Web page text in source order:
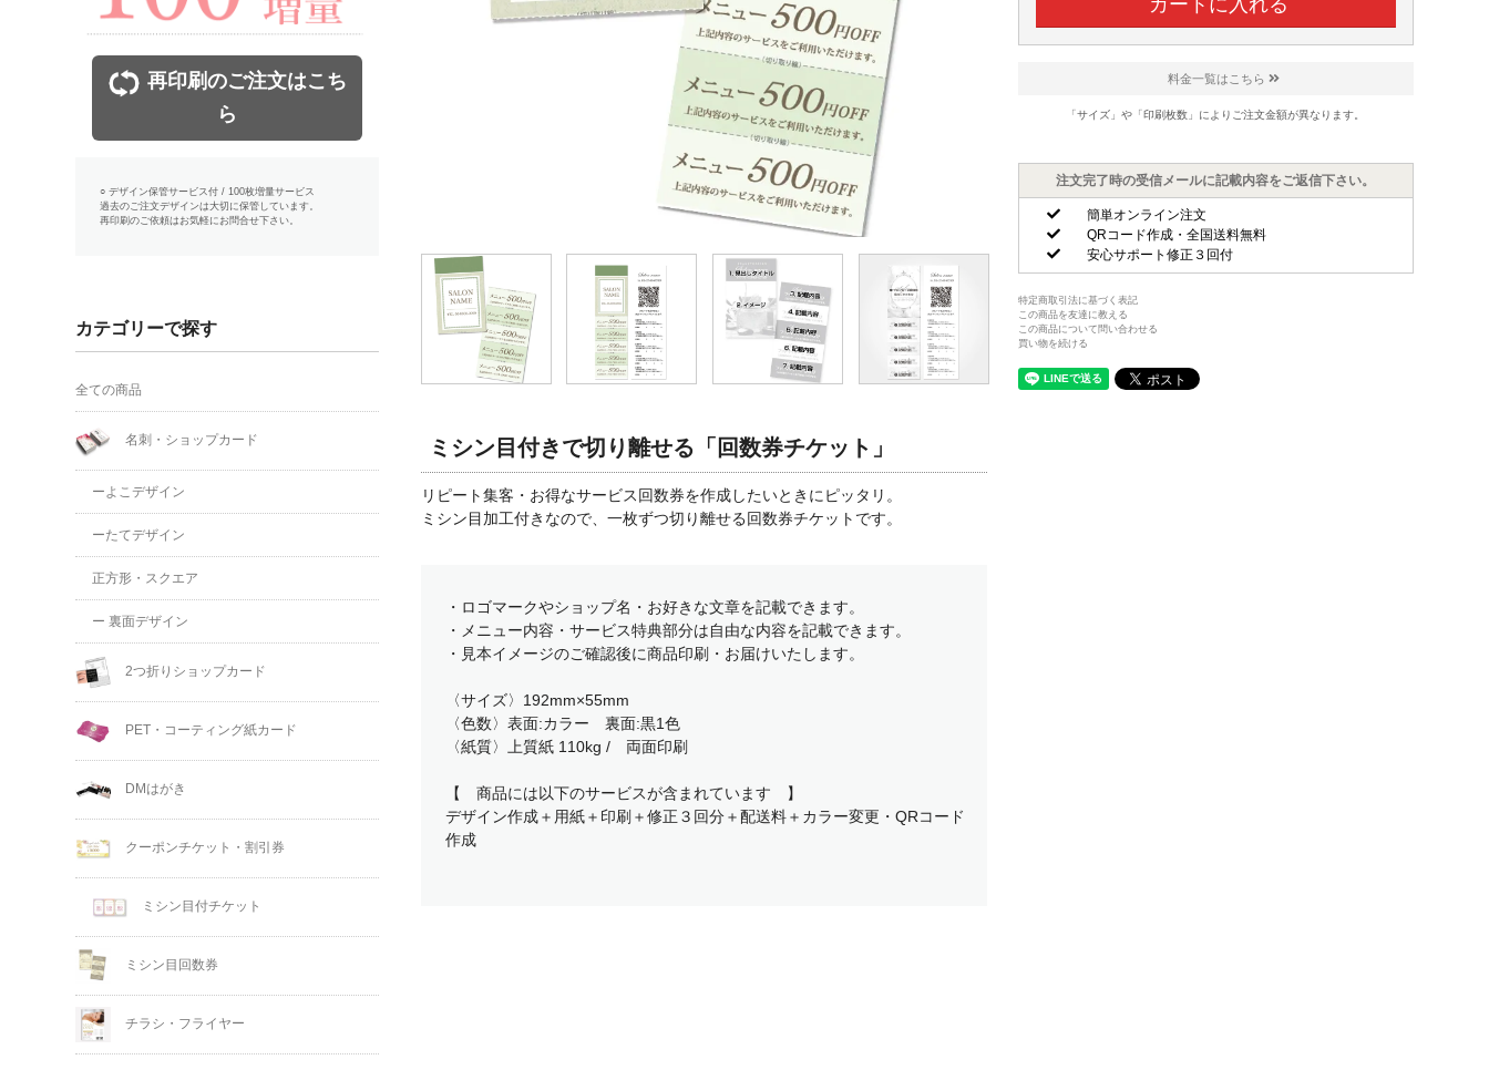
ミシン目付きで切り離せる「回数券チケット」
リピート集客・お得なサービス回数券を作成したいときにピッタリ。
ミシン目加工付きなので、一枚ずつ切り離せる回数券チケットです。
・ロゴマークやショップ名・お好きな文章を記載できます。
・メニュー内容・サービス特典部分は自由な内容を記載できます。
・見本イメージのご確認後に商品印刷・お届けいたします。
〈サイズ〉192mm×55mm
〈色数〉表面:カラー 裏面:黒1色
〈紙質〉上質紙 110kg / 両面印刷
【 商品には以下のサービスが含まれています 】
デザイン作成＋用紙＋印刷＋修正３回分＋配送料＋カラー変更・QRコード
作成
料金一覧はこちら
「サイズ」や「印刷枚数」によりご注文金額が異なります。
注文完了時の受信メールに記載内容をご返信下さい。
簡単オンライン注文
QRコード作成・全国送料無料
安心サポート修正３回付
特定商取引法に基づく表記
この商品を友達に教える
この商品について問い合わせる
買い物を続ける
再印刷のご注文はこち
ら
○ デザイン保管サービス付 / 100枚増量サービス
過去のご注文デザインは大切に保管しています。
再印刷のご依頼はお気軽にお問合せ下さい。
カテゴリーで探す
全ての商品
名刺・ショップカード
ーよこデザイン
ーたてデザイン
正方形・スクエア
ー 裏面デザイン
2つ折りショップカード
PET・コーティング紙カード
DMはがき
クーポンチケット・割引券
ミシン目付チケット
ミシン目回数券
チラシ・フライヤー